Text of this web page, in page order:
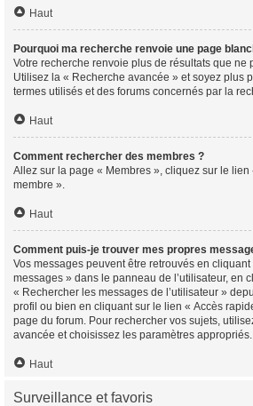
Haut
Pourquoi ma recherche renvoie une page
Votre recherche renvoie plus de résultats que ne
Utilisez la « Recherche avancée » et soyez plus
termes utilisés et des forums concernés par la
Haut
Comment rechercher des membres ?
Allez sur la page « Membres », cliquez sur le lien
membre ».
Haut
Comment puis-je trouver mes propres
Vos messages peuvent être retrouvés en
messages » dans le panneau de l’utilisateur, en
« Rechercher les messages de l’utilisateur »
profil ou bien en cliquant sur le lien « Accès
page du forum. Pour rechercher vos sujets,
avancée et choisissez les paramètres appropriés.
Haut
Surveillance et favoris